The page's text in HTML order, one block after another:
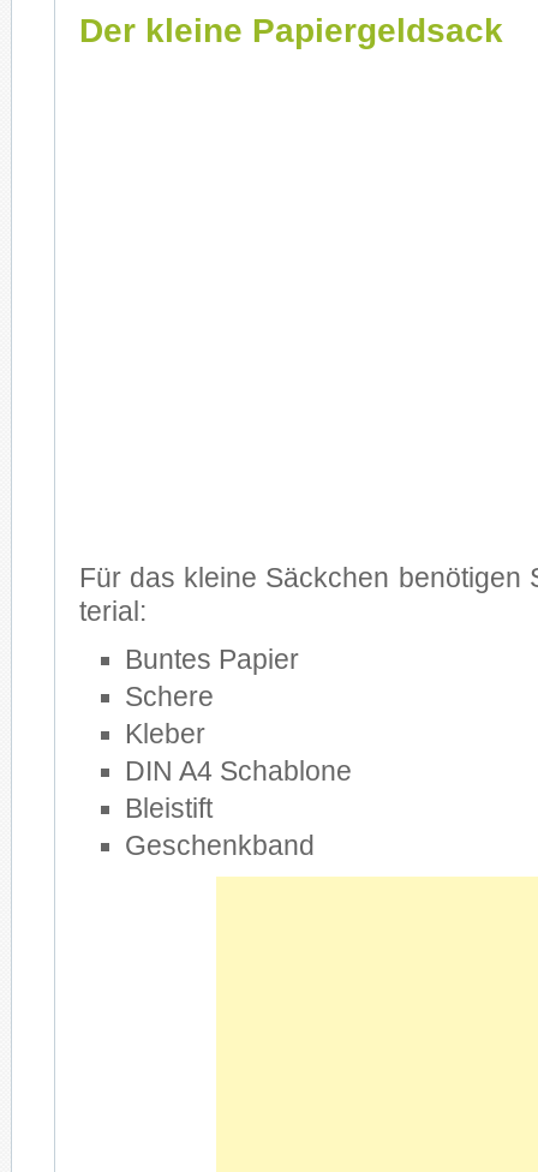
Der kleine Papiergeldsack
Für das klei­ne Säck­chen be­nö­ti­gen
te­ri­al:
Bun­tes Pa­pier
Sche­re
Kle­ber
DIN A4 Scha­blo­ne
Blei­stift
Ge­schenk­band